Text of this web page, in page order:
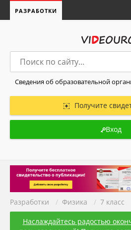
РАЗРАБОТКИ
Сведения об образовательной
Получите
Вход
Разработки / Физика / 7 класс
Наслаждайтесь радостью